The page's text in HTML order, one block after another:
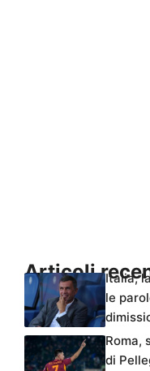
Articoli
Italia,
le
Roma,
di